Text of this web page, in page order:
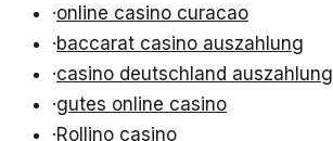
·online casino curacao
·baccarat casino auszahlung
·casino deutschland auszahlung
·gutes online casino
·Rollino casino